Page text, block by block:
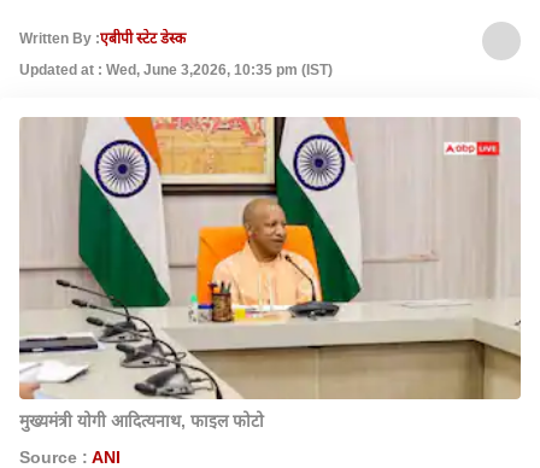
Written By :एबीपी स्टेट डेस्क
Updated at : Wed, June 3,2026, 10:35 pm (IST)
मुख्यमंत्री योगी आदित्यनाथ, फाइल फोटो
Source : ANI